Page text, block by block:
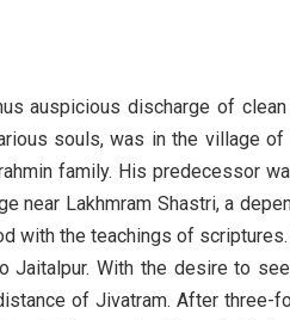
auspicious discharge of
souls, was in the village
family. His predecessor
near Lakhmram Shastri, a
with the teachings of scriptures.
Jaitalpur. With the desire to
of Jivatram. After